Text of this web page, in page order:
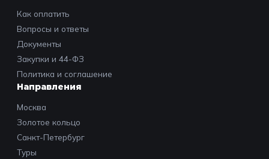
Как оплатить
Вопросы и ответы
Документы
Закупки и 44-ФЗ
Политика и соглашение
Направления
Москва
Золотое кольцо
Санкт-Петербург
Туры